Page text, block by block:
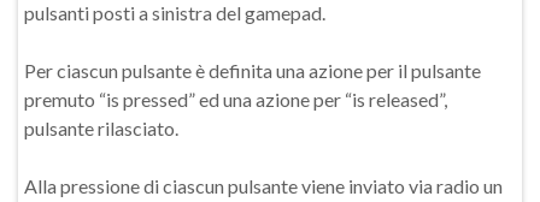
pulsanti posti a sinistra del gamepad.
Per ciascun pulsante è definita una azione per il pulsante
premuto “is pressed” ed una azione per “is released”,
pulsante rilasciato.
Alla pressione di ciascun pulsante viene inviato via radio un